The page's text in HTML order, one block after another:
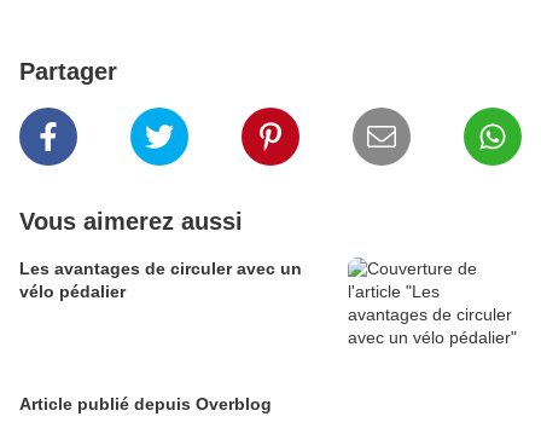
Partager
Vous aimerez aussi
Les avantages de circuler avec un
vélo pédalier
Article publié depuis Overblog